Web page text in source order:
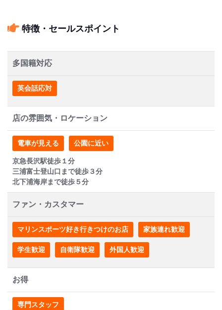
特徴・セールスポイント
多国籍対応
英会話応対
店の雰囲気・ロケーション
電車が見える 公園に近い
京急長沢駅徒歩１分
三浦富士登山口まで徒歩３分
北下浦海岸まで徒歩５分
ファン・カスタマー
マリンスポーツ好き行きつけのお店 家族連れ歓迎
学生歓迎 自衛隊歓迎 外国人歓迎
お得
専門スタッフ